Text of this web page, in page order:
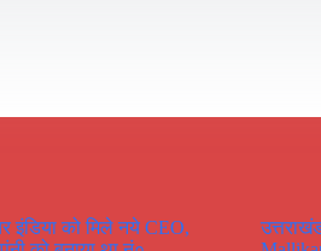
इंडिया को मिले नये CEO,